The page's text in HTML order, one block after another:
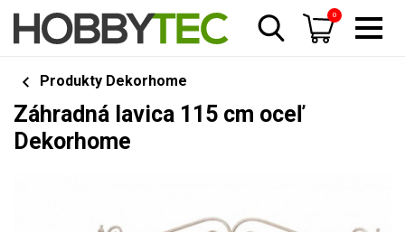
0
Produkty Dekorhome
Záhradná lavica 115 cm oceľ
Dekorhome